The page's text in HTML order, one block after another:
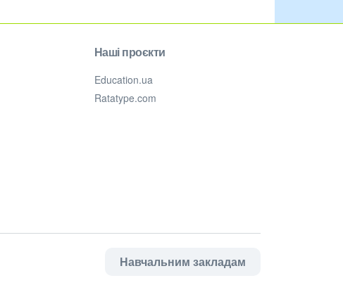
Наші проєкти
Education.ua
Ratatype.com
Навчальним закладам